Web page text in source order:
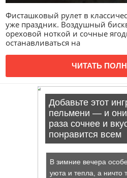
Фисташковый рулет в
уже праздник. Воздушный
ореховой ноткой и сочные
останавливаться на
ЧИТАТЬ